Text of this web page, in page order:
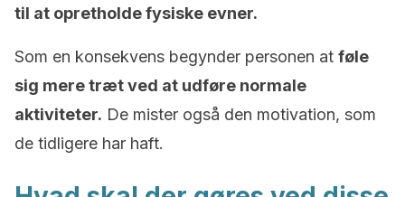
til at opretholde fysiske evner.
Som en konsekvens begynder personen at føle
sig mere træt ved at udføre normale
aktiviteter. De mister også den motivation, som
de tidligere har haft.